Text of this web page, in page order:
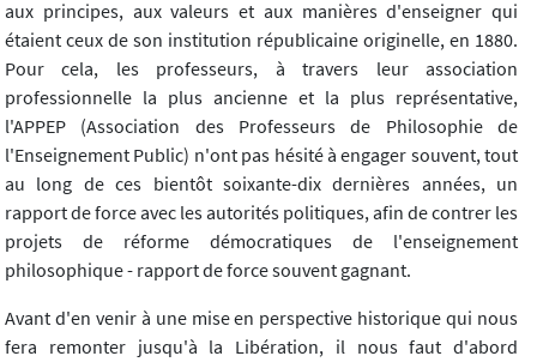
aux principes, aux valeurs et aux manières d'enseigner qui
étaient ceux de son institution républicaine originelle, en 1880.
Pour cela, les professeurs, à travers leur association
professionnelle la plus ancienne et la plus représentative,
l'APPEP (Association des Professeurs de Philosophie de
l'Enseignement Public) n'ont pas hésité à engager souvent, tout
au long de ces bientôt soixante-dix dernières années, un
rapport de force avec les autorités politiques, afin de contrer les
projets de réforme démocratiques de l'enseignement
philosophique - rapport de force souvent gagnant.
Avant d'en venir à une mise en perspective historique qui nous
fera remonter jusqu'à la Libération, il nous faut d'abord